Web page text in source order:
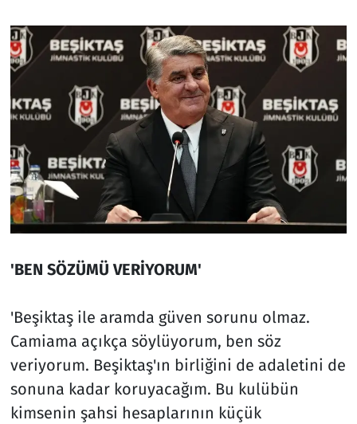
'BEN SÖZÜMÜ VERİYORUM'
'Beşiktaş ile aramda güven sorunu olmaz.
Camiama açıkça söylüyorum, ben söz
veriyorum. Beşiktaş'ın birliğini de adaletini de
sonuna kadar koruyacağım. Bu kulübün
kimsenin şahsi hesaplarının küçük